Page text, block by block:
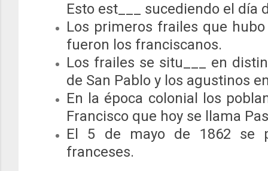
Esto est___ sucediendo el día
Los primeros frailes que
fueron los franciscanos.
Los frailes se situ___ en
de San Pablo y los agustinos
En la época colonial los
Francisco que hoy se llama
El 5 de mayo de 1862 se
franceses.